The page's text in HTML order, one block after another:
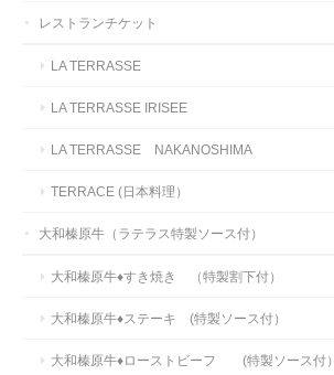
レストランチケット
LA TERRASSE
LA TERRASSE IRISEE
LA TERRASSE NAKANOSHIMA
TERRACE (日本料理）
大和榛原牛（ラテラス特製ソース付）
大和榛原牛♦すき焼き （特製割下付）
大和榛原牛♦ステーキ (特製ソース付）
大和榛原牛♦ローストビーフ (特製ソース付）